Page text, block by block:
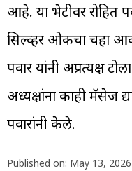
आहे. या भेटीवर रोहित
सिल्व्हर ओकचा चहा
पवार यांनी अप्रत्यक्ष
अध्यक्षांना काही मॅसेज
पवारांनी केले.
Published on: May 13,